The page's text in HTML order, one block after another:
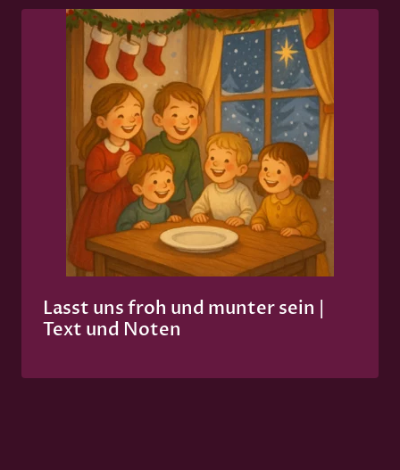
Lasst uns froh und munter sein |
Text und Noten